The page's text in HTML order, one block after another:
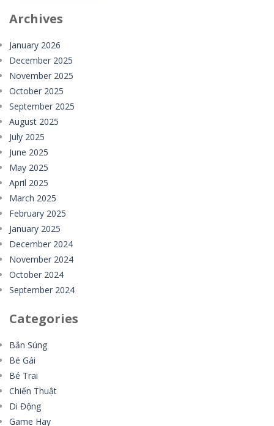
Archives
January 2026
December 2025
November 2025
October 2025
September 2025
August 2025
July 2025
June 2025
May 2025
April 2025
March 2025
February 2025
January 2025
December 2024
November 2024
October 2024
September 2024
Categories
Bắn Súng
Bé Gái
Bé Trai
Chiến Thuật
Di Động
Game Hay